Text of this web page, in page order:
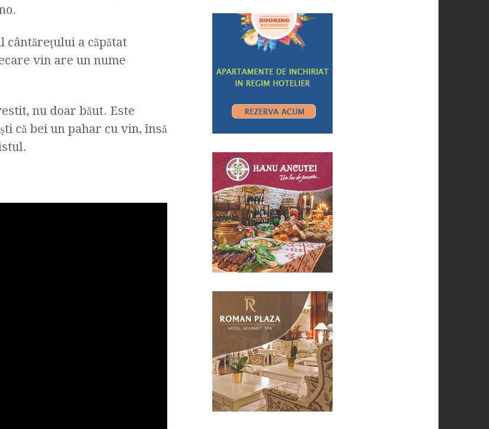
a căpătat
vin are un nume
nu doar băut. Este
că bei un pahar cu vin, însă